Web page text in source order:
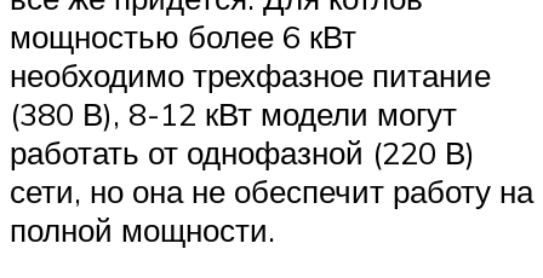
мощностью более 6 кВт
необходимо трехфазное питание
(380 В), 8-12 кВт модели могут
работать от однофазной (220 В)
сети, но она не обеспечит работу на
полной мощности.